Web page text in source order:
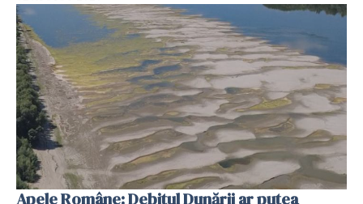
Apele Române: Debitul Dunării ar putea